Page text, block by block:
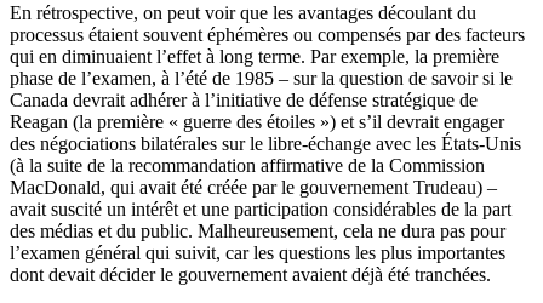
En rétrospective, on peut voir que les avantages découlant du
processus étaient souvent éphémères ou compensés par des facteurs
qui en diminuaient l’effet à long terme. Par exemple, la première
phase de l’examen, à l’été de 1985 – sur la question de savoir si le
Canada devrait adhérer à l’initiative de défense stratégique de
Reagan (la première « guerre des étoiles ») et s’il devrait engager
des négociations bilatérales sur le libre-échange avec les États-Unis
(à la suite de la recommandation affirmative de la Commission
MacDonald, qui avait été créée par le gouvernement Trudeau) –
avait suscité un intérêt et une participation considérables de la part
des médias et du public. Malheureusement, cela ne dura pas pour
l’examen général qui suivit, car les questions les plus importantes
dont devait décider le gouvernement avaient déjà été tranchées.